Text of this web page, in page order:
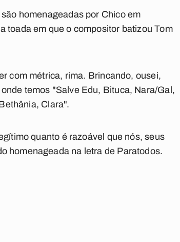
homenageadas por Chico em
toada em que o compositor batizou Tom
com métrica, rima. Brincando, ousei,
temos "Salve Edu, Bituca, Nara/Gal,
Clara".
quanto é razoável que nós, seus
homenageada na letra de Paratodos.